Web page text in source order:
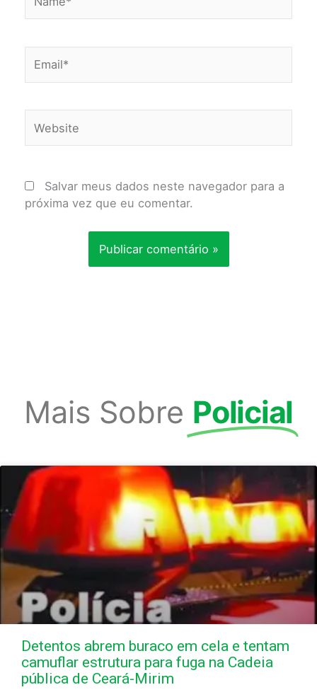
Salvar meus dados neste navegador para a
próxima vez que eu comentar.
Mais Sobre Policial
Detentos abrem buraco em cela e tentam
camuflar estrutura para fuga na Cadeia
pública de Ceará-Mirim